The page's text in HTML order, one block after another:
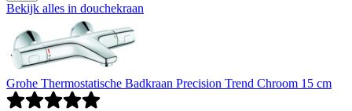
Bekijk alles in douchekraan
Grohe Thermostatische Badkraan Precision Trend Chroom 15 cm